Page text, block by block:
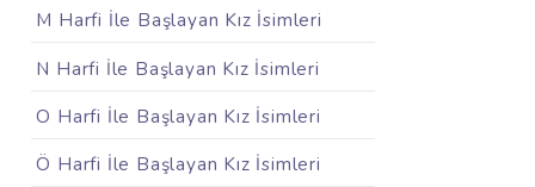
M Harfi İle Başlayan Kız İsimleri
N Harfi İle Başlayan Kız İsimleri
O Harfi İle Başlayan Kız İsimleri
Ö Harfi İle Başlayan Kız İsimleri